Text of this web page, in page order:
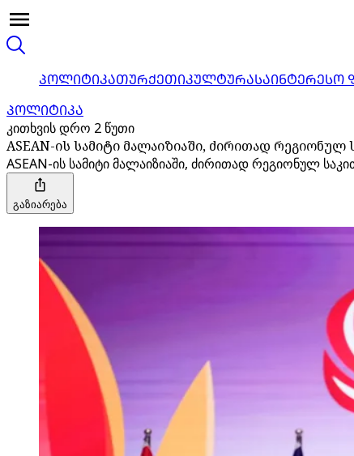
ᲞᲝᲚᲘᲢᲘᲙᲐᲗᲣᲠᲥᲔᲗᲘᲙᲣᲚᲢᲣᲠᲐᲡᲐᲘᲜᲢᲔᲠᲔᲡᲝ
ᲞᲝᲚᲘᲢᲘᲙᲐ
კითხვის დრო 2 წუთი
ASEAN-ის სამიტი მალაიზიაში, ძირითად
ASEAN-ის სამიტი მალაიზიაში, ძირითად რეგიონულ
გაზიარება